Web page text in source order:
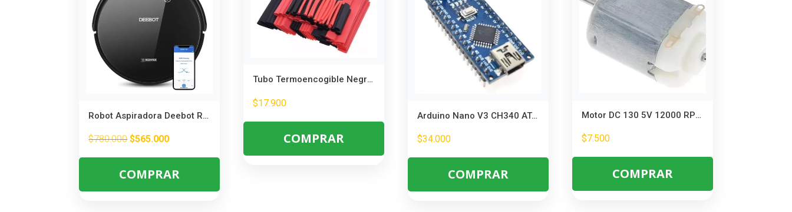
Robot Aspiradora Deebot Reacondicionado – Limpieza Automática y Eficiente
$780.000El
precio
original
era:
$565.000El
precio
actual
es:
COMPRAR
Tubo Termoencogible Negro y Rojo 150 Piezas – Aislante y Protector UL
$17.900
COMPRAR
Arduino Nano V3 CH340 ATmega328 – Microcontrolador para Proyectos DIY
$34.000
COMPRAR
Motor DC 130 5V 12000 RPM – Ideal para Maquetas y Proyectos DIY
$7.500
COMPRAR